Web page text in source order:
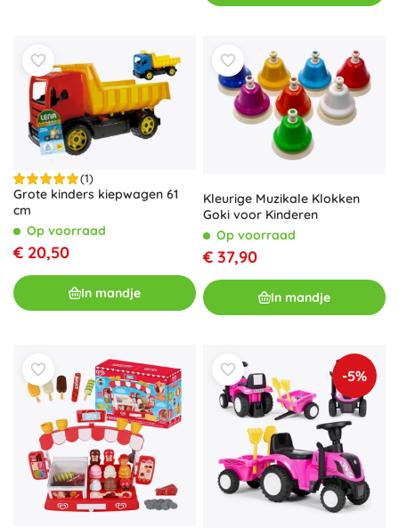
(1)
Grote kinders kiepwagen 61
cm
Op voorraad
€ 20,50
In mandje
Kleurige Muzikale Klokken
Goki voor Kinderen
Op voorraad
€ 37,90
In mandje
-5%